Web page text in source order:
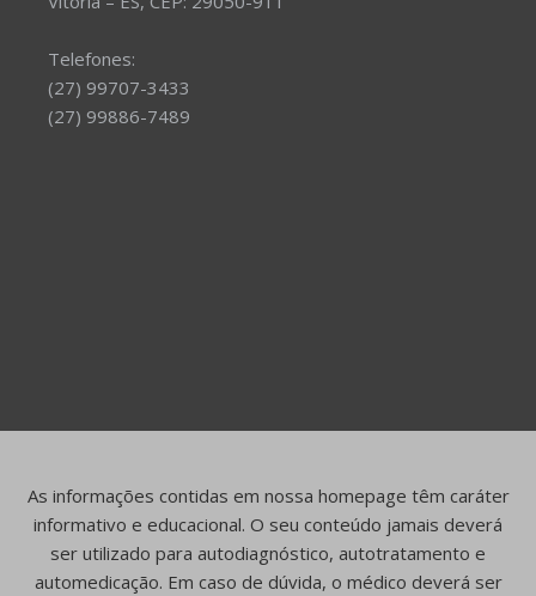
Telefones:
(27) 99707-3433
(27) 99886-7489
As informações contidas em nossa homepage têm caráter
informativo e educacional. O seu conteúdo jamais deverá
ser utilizado para autodiagnóstico, autotratamento e
automedicação. Em caso de dúvida, o médico deverá ser